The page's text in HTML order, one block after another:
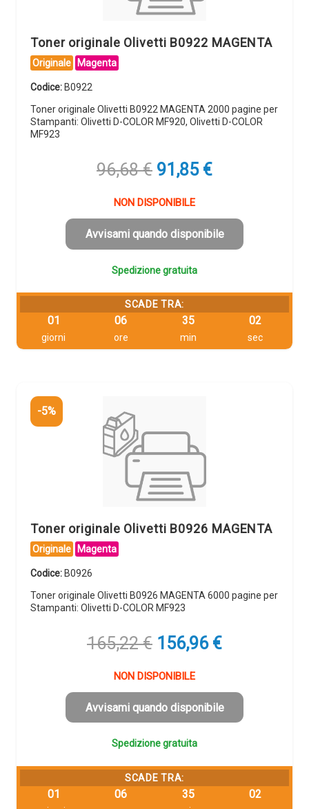
Toner originale Olivetti B0922 MAGENTA
Originale Magenta
Codice: B0922
Toner originale Olivetti B0922 MAGENTA 2000 pagine per
Stampanti: Olivetti D-COLOR MF920, Olivetti D-COLOR
MF923
96,68€ Il
originale
era:
96,68 €.
91,85 €Il
è:
91,85 €.
NON DISPONIBILE
Avvisami quando disponibile
Spedizione gratuita
SCADE TRA:
01
giorni
06
ore
35
min
01
sec
-5%
Toner originale Olivetti B0926 MAGENTA
Originale Magenta
Codice: B0926
Toner originale Olivetti B0926 MAGENTA 6000 pagine per
Stampanti: Olivetti D-COLOR MF923
165,22€ Il
originale
era:
165,22 €.
156,96 €Il
è:
156,96 €.
NON DISPONIBILE
Avvisami quando disponibile
Spedizione gratuita
SCADE TRA:
01 06 35 01